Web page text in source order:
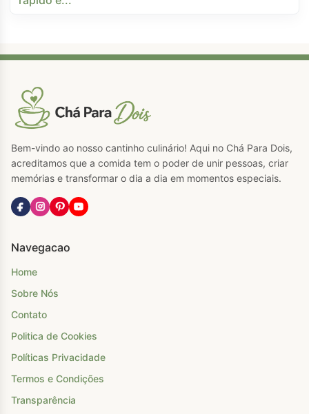
Bem-vindo ao nosso cantinho culinário! Aqui no Chá Para Dois,
acreditamos que a comida tem o poder de unir pessoas, criar
memórias e transformar o dia a dia em momentos especiais.
Navegacao
Home
Sobre Nós
Contato
Politica de Cookies
Políticas Privacidade
Termos e Condições
Transparência